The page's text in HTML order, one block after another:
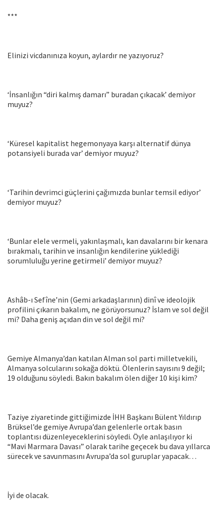
***
Elinizi vicdanınıza koyun, aylardır ne yazıyoruz?
‘İnsanlığın “diri kalmış damarı” buradan çıkacak’ demiyor
muyuz?
‘Küresel kapitalist hegemonyaya karşı alternatif dünya
potansiyeli burada var’ demiyor muyuz?
‘Tarihin devrimci güçlerini çağımızda bunlar temsil ediyor’
demiyor muyuz?
‘Bunlar elele vermeli, yakınlaşmalı, kan davalarını bir kenara
bırakmalı, tarihin ve insanlığın kendilerine yüklediği
sorumluluğu yerine getirmeli’ demiyor muyuz?
Ashâb-ı Sefîne’nin (Gemi arkadaşlarının) dinî ve ideolojik
profilini çıkarın bakalım, ne görüyorsunuz? İslam ve sol değil
mi? Daha geniş açıdan din ve sol değil mi?
Gemiye Almanya’dan katılan Alman sol parti milletvekili,
Almanya solcularını sokağa döktü. Ölenlerin sayısını 9 değil;
19 olduğunu söyledi. Bakın bakalım ölen diğer 10 kişi kim?
Taziye ziyaretinde gittiğimizde İHH Başkanı Bülent Yıldırıp
Brüksel’de gemiye Avrupa’dan gelenlerle ortak basın
toplantısı düzenleyeceklerini söyledi. Öyle anlaşılıyor ki
“Mavi Marmara Davası” olarak tarihe geçecek bu dava yıllarca
sürecek ve savunmasını Avrupa’da sol guruplar yapacak…
İyi de olacak.